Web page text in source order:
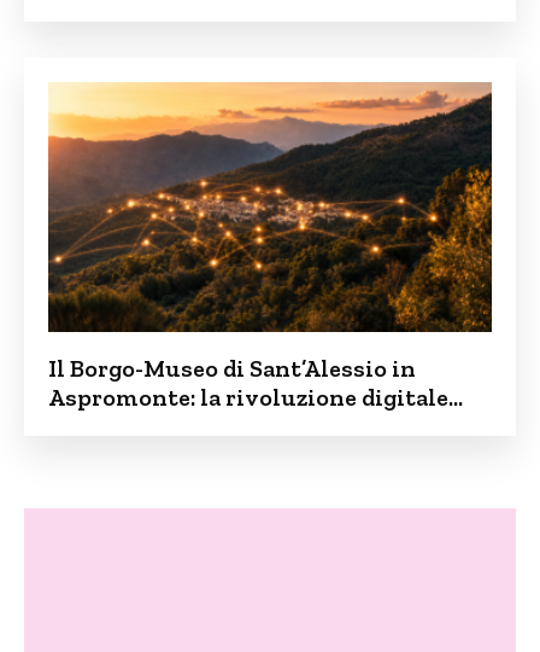
Il Borgo-Museo di Sant’Alessio in
Aspromonte: la rivoluzione digitale